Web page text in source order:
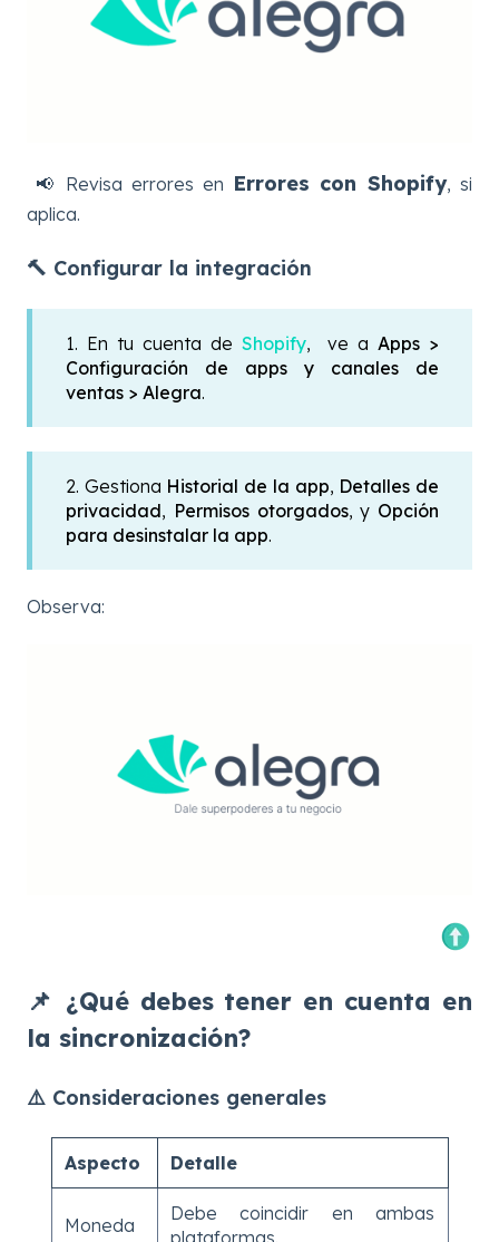
📢 Revisa errores en Errores con Shopify, si
aplica.
🔨 Configurar la integración
1. En tu cuenta de Shopify, ve a Apps >
Configuración de apps y canales de
ventas > Alegra.
2. Gestiona Historial de la app, Detalles de
privacidad, Permisos otorgados, y Opción
para desinstalar la app.
Observa:
📌 ¿Qué debes tener en cuenta en
la sincronización?
⚠️ Consideraciones generales
Aspecto Detalle
Moneda
Debe coincidir en ambas